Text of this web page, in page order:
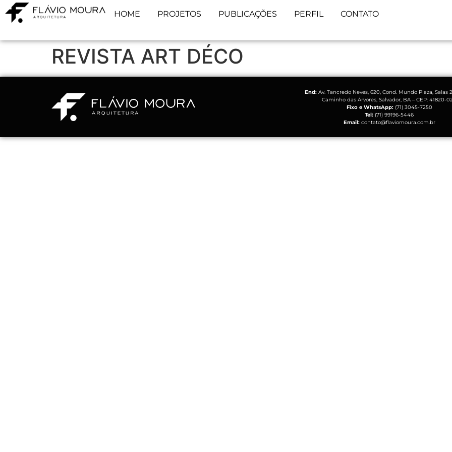
HOME PROJETOS PUBLICAÇÕES PERFIL CONTATO
REVISTA ART DÉCO
End: Av. Tancredo Neves, 620, Cond. Mundo Plaza, Salas
Caminho das Árvores, Salvador, BA – CEP: 41820-
Fixo e WhatsApp: (71) 3045-7250
Tel: (71) 99196-5446
Email: contato@flaviomoura.com.br